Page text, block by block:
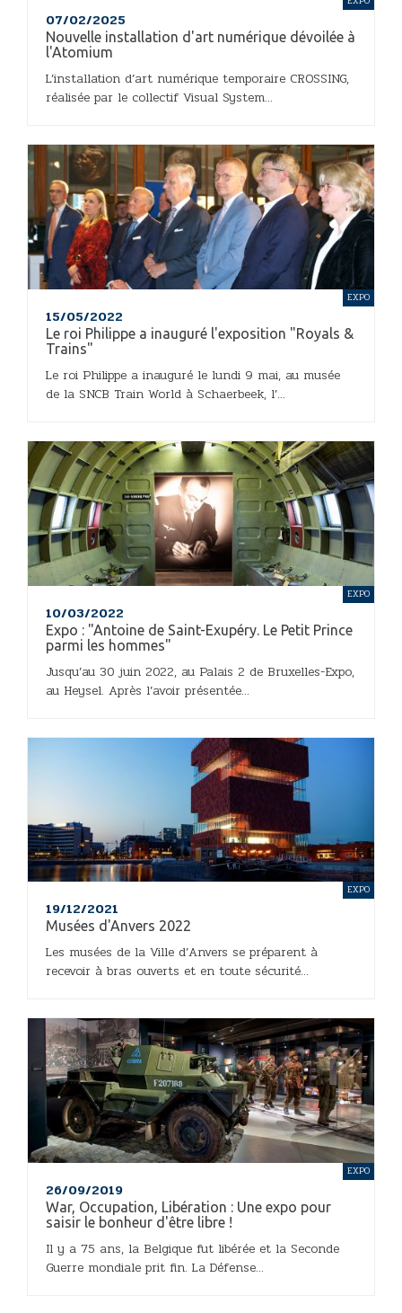
07/02/2025
Nouvelle installation d'art numérique dévoilée à
l'Atomium
L’installation d’art numérique temporaire CROSSING,
réalisée par le collectif Visual System...
15/05/2022
Le roi Philippe a inauguré l'exposition "Royals &
Trains"
Le roi Philippe a inauguré le lundi 9 mai, au musée
de la SNCB Train World à Schaerbeek, l’...
EXPO
10/03/2022
Expo : "Antoine de Saint-Exupéry. Le Petit Prince
parmi les hommes"
Jusqu’au 30 juin 2022, au Palais 2 de Bruxelles-Expo,
au Heysel. Après l’avoir présentée...
EXPO
19/12/2021
Musées d'Anvers 2022
Les musées de la Ville d’Anvers se préparent à
recevoir à bras ouverts et en toute sécurité...
EXPO
26/09/2019
War, Occupation, Libération : Une expo pour
saisir le bonheur d'être libre !
Il y a 75 ans, la Belgique fut libérée et la Seconde
Guerre mondiale prit fin. La Défense...
EXPO